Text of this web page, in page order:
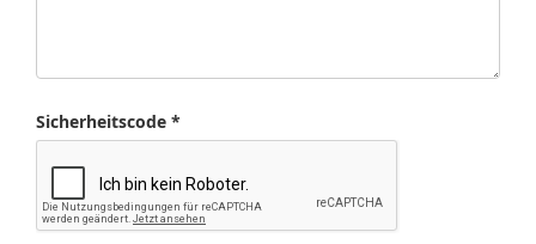
Sicherheitscode *